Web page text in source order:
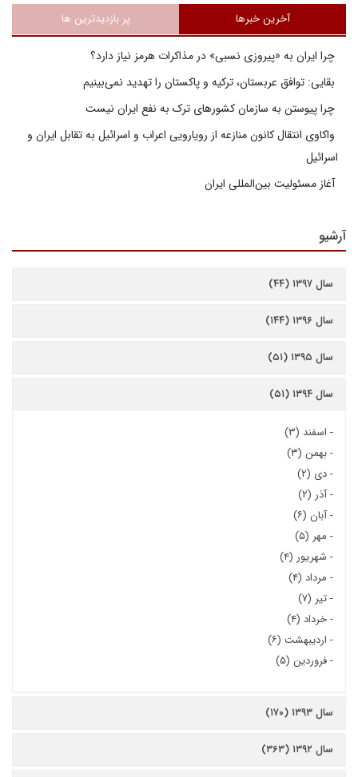
آخرین خبرها پر بازدیدترین ها
چرا ایران به «پیروزی نسبی» در مذاکرات هرمز نیاز دارد؟
بقایی: توافق عربستان، ترکیه و پاکستان را تهدید نمی‌بینیم
چرا پیوستن به سازمان کشورهای ترک به نفع ایران نیست
واکاوی انتقال کانون منازعه از رویارویی اعراب و اسرائیل به تقابل ایران و
اسرائیل
آغاز مسئولیت بین‌المللی ایران
آرشیو
سال ۱۳۹۷ (۴۴)
سال ۱۳۹۶ (۱۴۴)
سال ۱۳۹۵ (۵۱)
سال ۱۳۹۴ (۵۱)
- اسفند (۳)
-بهمن (۳)
-دی (۲)
-آذر (۲)
-آبان (۶)
- مهر (۵)
- شهریور (۴)
- مرداد (۴)
-تیر (۷)
-خرداد (۴)
- اردیبهشت (۶)
-فروردین (۵)
سال ۱۳۹۳ (۱۷۰)
سال ۱۳۹۲ (۳۶۳)